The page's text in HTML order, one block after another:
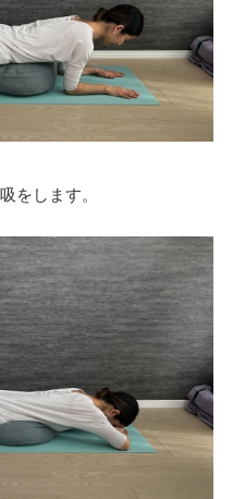
をします。